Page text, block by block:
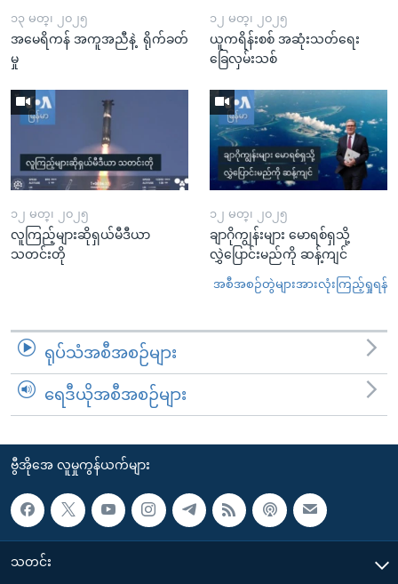
၁၃ မတ္၊ ၂၀၂၅
အမေရိကန် အကူအညီနဲ့ ရိုက်ခတ်
မှု
၁၂ မတ္၊ ၂၀၂၅
ယူကရိန်းစစ် အဆုံးသတ်ရေး
ခြေလှမ်းသစ်
၁၂ မတ္၊ ၂၀၂၅
လူကြည့်များဆိုရှယ်မီဒီယာ
သတင်းတို
၁၂ မတ္၊ ၂၀၂၅
ချာဂိုကျွန်းများ မောရစ်ရှသို့
လွှဲပြောင်းမည်ကို ဆန့်ကျင်
အစီအစဉ်တွဲများအားလုံးကြည့်ရှုရန်
ရုပ်သံအစီအစဉ်များ
ရေဒီယိုအစီအစဉ်များ
ဗွီအိုအေ လူမှုကွန်ယက်များ
သတင်း